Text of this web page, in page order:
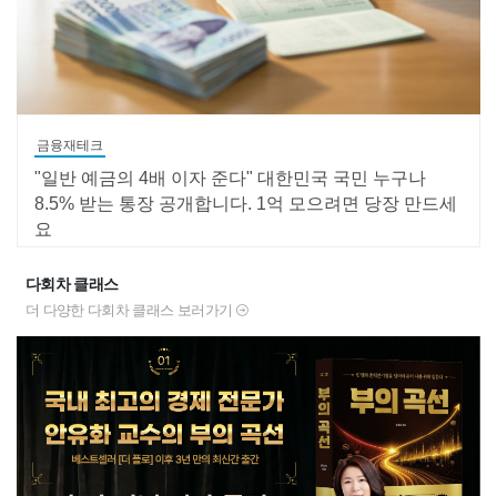
금융재테크
"일반 예금의 4배 이자 준다" 대한민국 국민 누구나
8.5% 받는 통장 공개합니다. 1억 모으려면 당장 만드세
요
다회차 클래스
더 다양한 다회차 클래스 보러가기